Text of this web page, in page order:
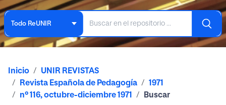
Todo ReUNIR
Inicio
UNIR REVISTAS
Revista Española de Pedagogía
1971
nº 116, octubre-diciembre 1971
Buscar